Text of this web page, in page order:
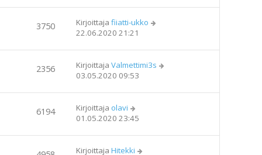
3750 Kirjoittaja fiiatti-ukko
22.06.2020 21:21
2356 Kirjoittaja Valmettimi3s
03.05.2020 09:53
6194 Kirjoittaja olavi
01.05.2020 23:45
Kirjoittaja Hitekki